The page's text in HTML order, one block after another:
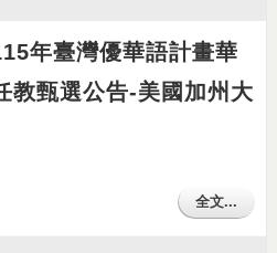
年臺灣優華語計畫華
教甄選公告-美國加州大
全文...